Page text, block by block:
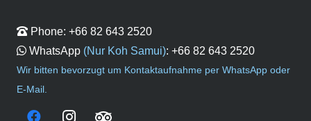
Phone: +66 82 643 2520
WhatsApp (Nur Koh Samui): +66 82 643 2520
Wir bitten bevorzugt um Kontaktaufnahme per WhatsApp oder
E-Mail.